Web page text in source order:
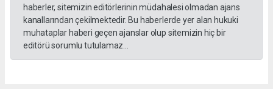
haberler, sitemizin editörlerinin müdahalesi olmadan ajans
kanallarından çekilmektedir. Bu haberlerde yer alan hukuki
muhataplar haberi geçen ajanslar olup sitemizin hiç bir
editörü sorumlu tutulamaz...